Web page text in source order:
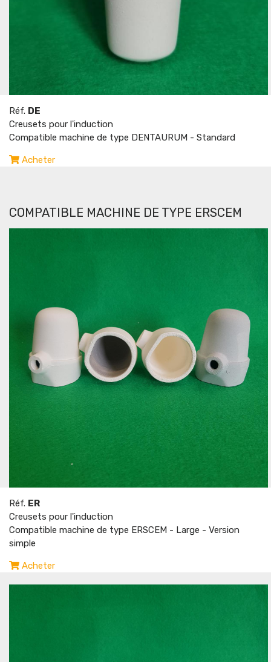
Réf. DE
Creusets pour l'induction
Compatible machine de type DENTAURUM - Standard
Acheter
COMPATIBLE MACHINE DE TYPE ERSCEM
Réf. ER
Creusets pour l'induction
Compatible machine de type ERSCEM - Large - Version
simple
Acheter